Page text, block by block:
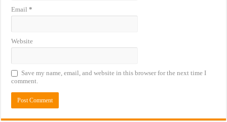
Email*
Website
Save my name, email, and website in this browser for the next time I
comment.